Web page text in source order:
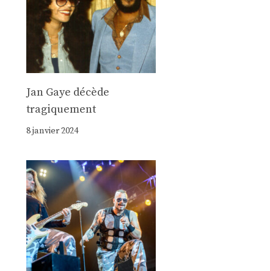
Jan Gaye décède
tragiquement
8 janvier 2024